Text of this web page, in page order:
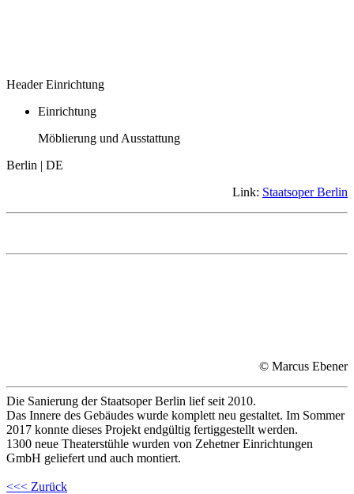
Header Einrichtung
Einrichtung
Möblierung und Ausstattung
Berlin | DE
Link: Staatsoper Berlin
© Marcus Ebener
Die Sanierung der Staatsoper Berlin lief seit 2010.
Das Innere des Gebäudes wurde komplett neu gestaltet. Im Sommer
2017 konnte dieses Projekt endgültig fertiggestellt werden.
1300 neue Theaterstühle wurden von Zehetner Einrichtungen
GmbH geliefert und auch montiert.
<<< Zurück